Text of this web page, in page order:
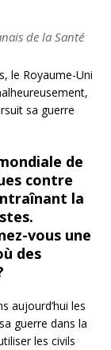
de la Santé
le Royaume-Uni
sa guerre
de
contre
la
vous une
des
aujourd’hui les
guerre dans la
les civils